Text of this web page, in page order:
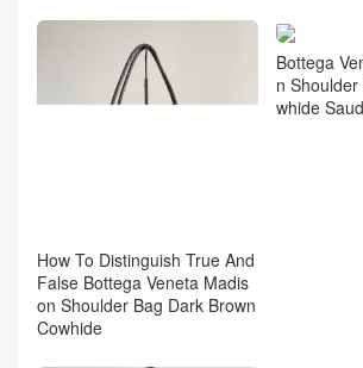
How To Distinguish True And
False Bottega Veneta Madis
on Shoulder Bag Dark Brown
Cowhide
Bottega
n
whide